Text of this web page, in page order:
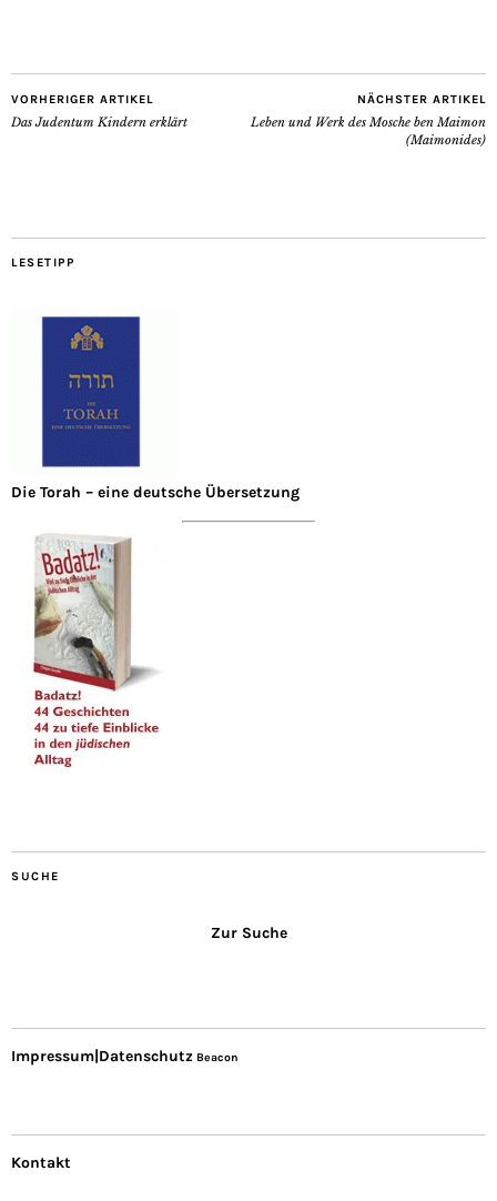
VORHERIGER ARTIKEL
Das Judentum Kindern erklärt
NÄCHSTER ARTIKEL
Leben und Werk des Mosche ben Maimon
(Maimonides)
LESETIPP
Die Torah – eine deutsche Übersetzung
SUCHE
Zur Suche
Impressum|Datenschutz Beacon
Kontakt